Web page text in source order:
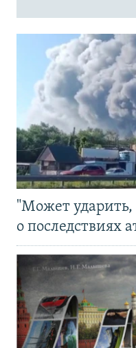
"Может ударить,
о последствиях